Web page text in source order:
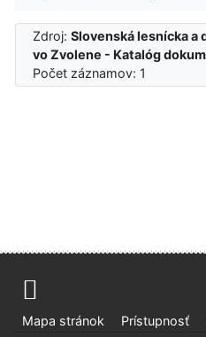
Zdroj:Slovenská lesnícka a
vo Zvolene - Katalóg
Počet záznamov: 1
Mapa stránok Prístupnosť